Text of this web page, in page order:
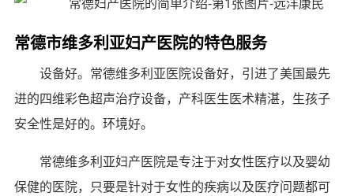
常德市维多利亚妇产医院的特色服务
设备好。常德维多利亚医院设备好，引进了美国最先
进的四维彩色超声治疗设备，产科医生医术精湛，生孩子
安全性是好的。环境好。
常德维多利亚妇产医院是专注于对女性医疗以及婴幼
保健的医院，只要是针对于女性的疾病以及医疗问题都可